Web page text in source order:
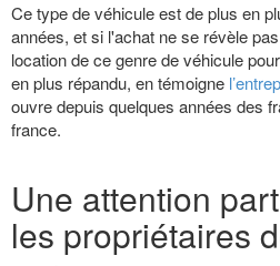
Ce type de véhicule est de plus en
années, et si l'achat ne se révèle
location de ce genre de véhicule
en plus répandu, en témoigne
ouvre depuis quelques années des
france.
Une attention
les propriétaires